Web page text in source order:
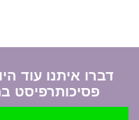
דברו איתנו עוד
פסיכותרפיסט